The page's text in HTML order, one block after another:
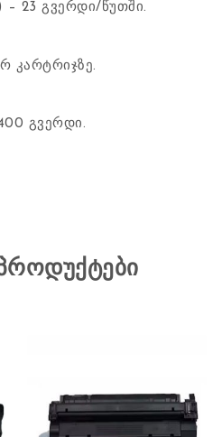
– 23 გვერდი/წუთში.
კარტრიჯზე.
გვერდი.